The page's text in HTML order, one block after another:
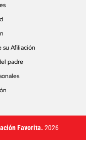
su Afiliación
padre
Favorita. 2026